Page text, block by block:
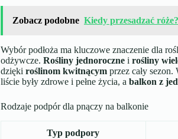
Zobacz podobne Kiedy przesadzać
Wybór podłoża ma kluczowe znaczenie dla
odżywcze. Rośliny jednorocznei rośliny
dzięki roślinom kwitnącymprzez cały
liście były zdrowe i pełne życia, a balkon z
Rodzaje podpór dla pnączy na balkonie
Typ podpory